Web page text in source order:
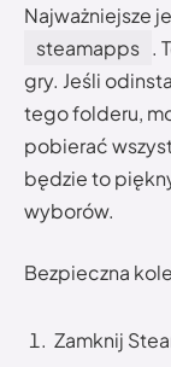
Najważniejsze
steamapps .
gry. Jeśli
tego folderu,
pobierać
będzie to
wyborów.
Bezpieczna
Zamknij